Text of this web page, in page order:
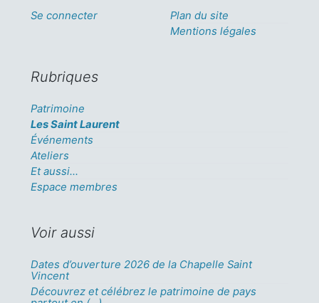
Se connecter
Plan du site
Mentions légales
Rubriques
Patrimoine
Les Saint Laurent
Événements
Ateliers
Et aussi...
Espace membres
Voir aussi
Dates d’ouverture 2026 de la Chapelle Saint
Vincent
Découvrez et célébrez le patrimoine de pays